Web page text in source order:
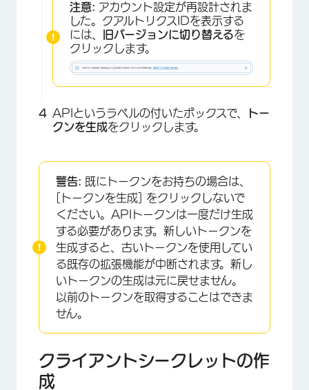
×
×
注意: アカウント設定が再設計されま
した。クアルトリクスIDを表示する
には、
旧バージョンに切り替えるを
クリックします。
APIというラベルの付いたボックスで、
トー
クンを生成をクリックします。
警告: 既にトークンをお持ちの場合は、
[トークンを生成] をクリックしないで
ください。APIトークンは一度だけ生成
する必要があります。新しいトークンを
生成すると、古いトークンを使用してい
る既存の拡張機能が中断されます。新し
いトークンの生成は元に戻せません。
以前のトークンを取得することはできま
せん。
クライアントシークレットの作
成